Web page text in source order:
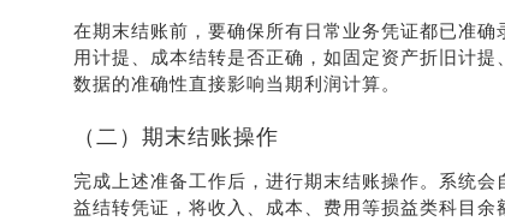
在期末结账前，要确保所有日常业务凭证都已准
用计提、成本结转是否正确，如固定资产折旧计
数据的准确性直接影响当期利润计算。
（二）期末结账操作
完成上述准备工作后，进行期末结账操作。系统
益结转凭证，将收入、成本、费用等损益类科目